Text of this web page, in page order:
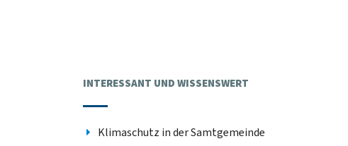
INTERESSANT UND WISSENSWERT
Klimaschutz in der Samtgemeinde